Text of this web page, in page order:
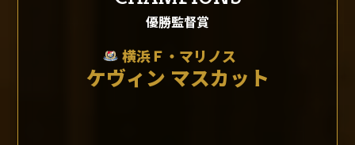
優勝監督賞
横浜Ｆ・マリノス
ケヴィン マスカット